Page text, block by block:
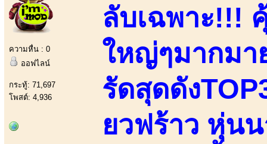
ความหื่น : 0
ออฟไลน์
กระทู้: 71,697
โพสต์: 4,936
ลับเฉพาะ!!!
ใหญ่ๆมากมา
รัดสุดดัง
ยวฟร้าว หุ่น